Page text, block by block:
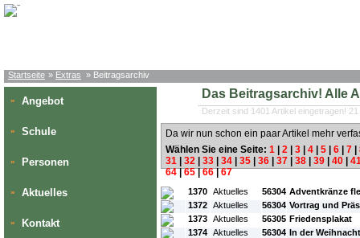
Startseite » Extras » Beitragsarchiv
» Angebot
» Schule
» Personen
» Aktuelles
» Kontakt
Das Beitragsarchiv! Alle
Derzeit sind 1401 Artikel eingetragen!
Da wir nun schon ein paar Artikel mehr
Wählen Sie eine Seite: 1 2 3 4 5 6 7
31
32 33 34 35 36 37 38 39 40
64|65|66|67
#L: #ID: #Rubrik:
1370 Aktuelles 56304 Adventkränze
1372 Aktuelles 56304 Vortrag und
1373 Aktuelles 56305 Friedensplakat
1374 Aktuelles 56304 In der